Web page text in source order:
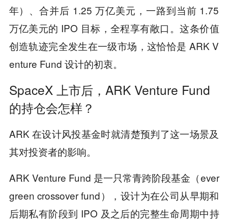
年）、合并后 1.25 万亿美元，一路到当前 1.75
万亿美元的 IPO 目标，全程享有敞口。这条价值
创造轨迹完全发生在一级市场，这恰恰是 ARK V
enture Fund 设计的初衷。
SpaceX 上市后，ARK Venture Fund
的持仓会怎样？
ARK 在设计风投基金时就清楚预判了这一场景及
其对投资者的影响。
ARK Venture Fund 是一只常青跨阶段基金（ever
green crossover fund），设计为在公司从早期和
后期私有阶段到 IPO 及之后的完整生命周期中持